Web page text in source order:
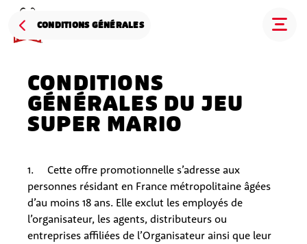
CONDITIONS GÉNÉRALES
CONDITIONS
GÉNÉRALES DU JEU
SUPER MARIO
1. Cette offre promotionnelle s’adresse aux
personnes résidant en France métropolitaine âgées
d’au moins 18 ans. Elle exclut les employés de
l’organisateur, les agents, distributeurs ou
entreprises affiliées de l’Organisateur ainsi que leur